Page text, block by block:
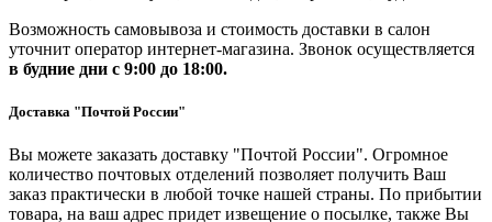
Возможность самовывоза и стоимость доставки в салон
уточнит оператор интернет-магазина. Звонок осуществляется
в будние дни с 9:00 до 18:00.
Доставка "Почтой России"
Вы можете заказать доставку "Почтой России". Огромное
количество почтовых отделений позволяет получить Ваш
заказ практически в любой точке нашей страны. По прибытии
товара, на ваш адрес придет извещение о посылке, также Вы